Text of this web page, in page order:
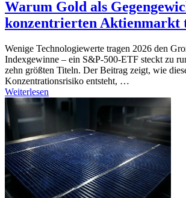
Warum Gold als
konzentrierten Aktienmarkt
Wenige Technologiewerte tragen 2026 den
Indexgewinne – ein S&P-500-ETF steckt zu
zehn größten Titeln. Der Beitrag zeigt, wie
Konzentrationsrisiko entsteht, …
Weiterlesen